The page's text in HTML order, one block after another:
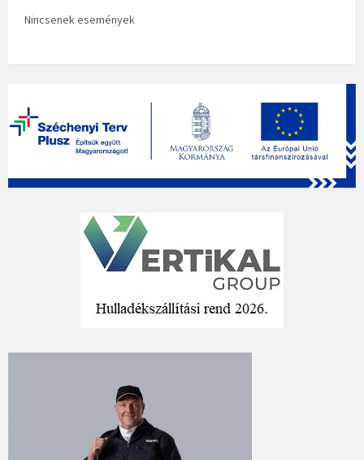
Nincsenek események